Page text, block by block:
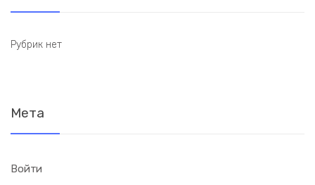
Рубрик нет
Мета
Войти